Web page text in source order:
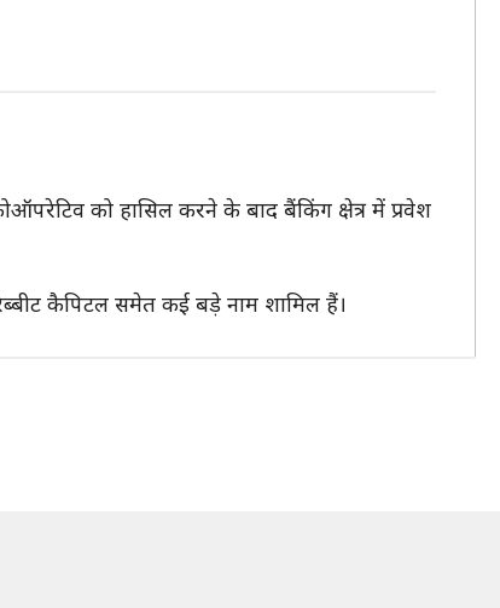
को हासिल करने के बाद बैंकिंग क्षेत्र में प्रवेश
कैपिटल समेत कई बड़े नाम शामिल हैं।